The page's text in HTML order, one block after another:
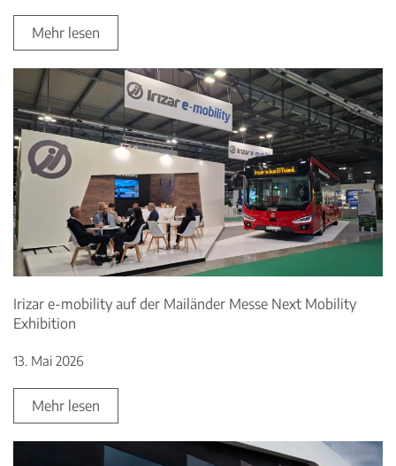
Mehr lesen
Irizar e-mobility auf der Mailänder Messe Next Mobility
Exhibition
13. Mai 2026
Mehr lesen